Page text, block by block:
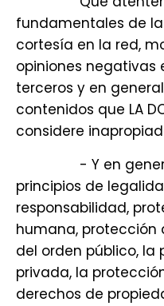
fundamentales de
cortesía en la red,
opiniones negativas
terceros y en
contenidos que LA
considere
- Y en general
principios de
responsabilidad,
humana, protección
del orden público,
privada, la
derechos de